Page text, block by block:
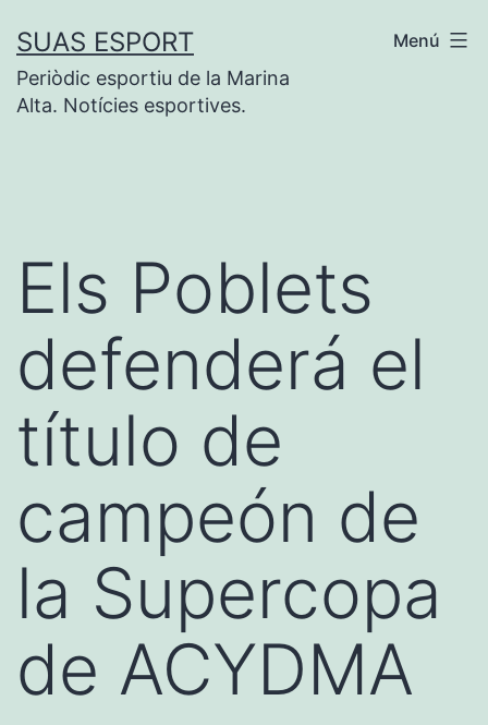
contenido
SUAS ESPORT
Periòdic esportiu de la Marina
Alta. Notícies esportives.
Menú
Els Poblets
defenderá el
título de
campeón de
la Supercopa
de ACYDMA